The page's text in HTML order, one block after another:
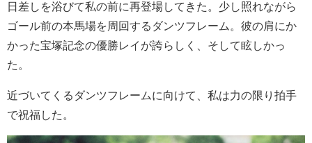
日差しを浴びて私の前に再登場してきた。少し照れながら
ゴール前の本馬場を周回するダンツフレーム。彼の肩にか
かった宝塚記念の優勝レイが誇らしく、そして眩しかっ
た。
近づいてくるダンツフレームに向けて、私は力の限り拍手
で祝福した。